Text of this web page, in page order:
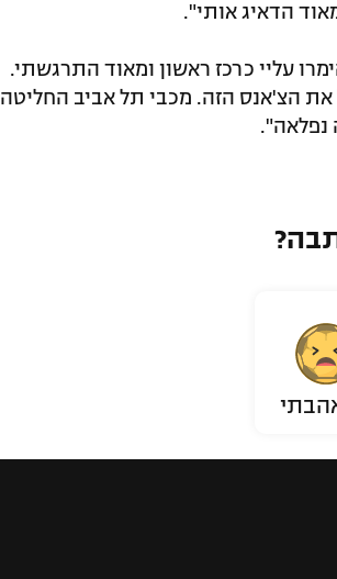
הדאיג אותי".
עליי כרכז ראשון ומאוד התרגשתי.
את הצ'אנס הזה. מכבי תל אביב החליטה
נפלאה".